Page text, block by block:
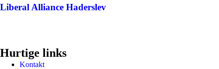
Liberal Alliance Haderslev
Hurtige links
Kontakt